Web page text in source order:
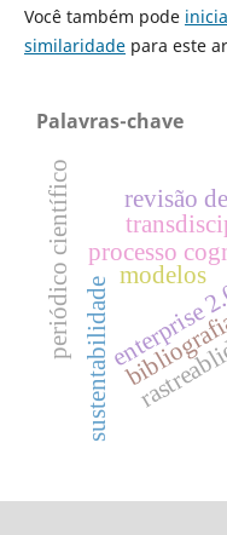
Você também pode
similaridadepara este
Palavras-chave
processo
sustentabilidade
revisão
periódico científico modelos